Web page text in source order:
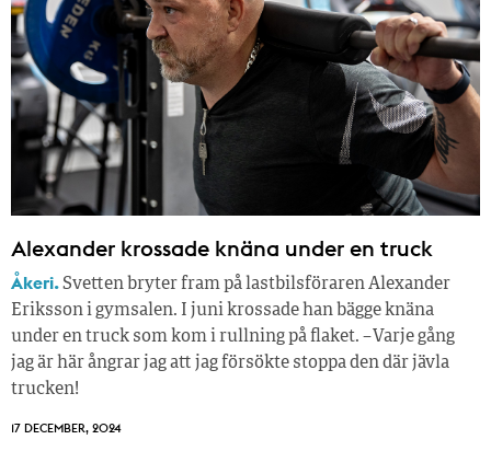
Alexander krossade knäna under en truck
Åkeri.Svetten bryter fram på lastbilsföraren Alexander
Eriksson i gymsalen. I juni krossade han bägge knäna
under en truck som kom i rullning på flaket. – Varje gång
jag är här ångrar jag att jag försökte stoppa den där jävla
trucken!
17 DECEMBER, 2024